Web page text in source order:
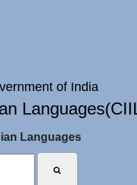
of India
Languages